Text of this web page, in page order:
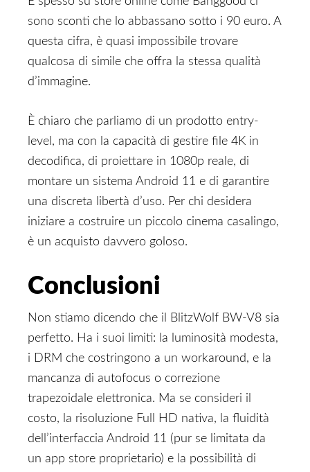
sono sconti che lo abbassano sotto i 90 euro. A
questa cifra, è quasi impossibile trovare
qualcosa di simile che offra la stessa qualità
d’immagine.
È chiaro che parliamo di un prodotto entry-
level, ma con la capacità di gestire file 4K in
decodifica, di proiettare in 1080p reale, di
montare un sistema Android 11 e di garantire
una discreta libertà d’uso. Per chi desidera
iniziare a costruire un piccolo cinema casalingo,
è un acquisto davvero goloso.
Conclusioni
Non stiamo dicendo che il BlitzWolf BW-V8 sia
perfetto. Ha i suoi limiti: la luminosità modesta,
i DRM che costringono a un workaround, e la
mancanza di autofocus o correzione
trapezoidale elettronica. Ma se consideri il
costo, la risoluzione Full HD nativa, la fluidità
dell’interfaccia Android 11 (pur se limitata da
un app store proprietario) e la possibilità di